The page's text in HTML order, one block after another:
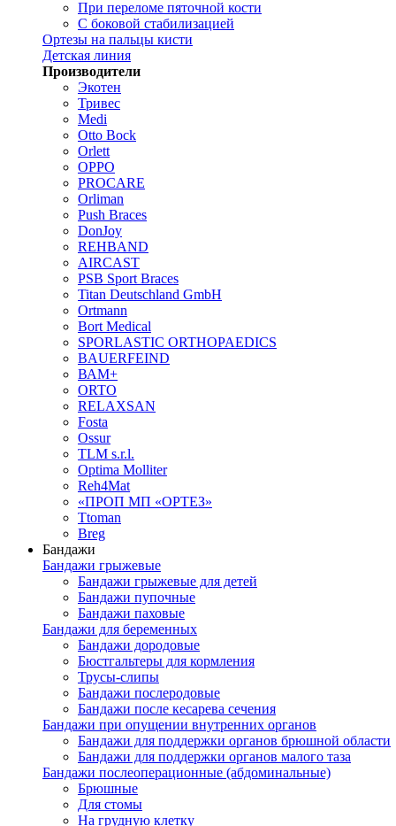
При переломе пяточной кости
С боковой стабилизацией
Ортезы на пальцы кисти
Детская линия
Производители
Экотен
Тривес
Medi
Otto Bock
Orlett
OPPO
PROCARE
Orliman
Push Braces
DonJoy
REHBAND
AIRCAST
PSB Sport Braces
Titan Deutschland GmbH
Ortmann
Bort Medical
SPORLASTIC ORTHOPAEDICS
BAUERFEIND
ВАМ+
ORTO
RELAXSAN
Fosta
Ossur
TLM s.r.l.
Optima Molliter
Reh4Mat
«ПРОП МП «ОРТЕЗ»
Ttoman
Breg
Бандажи
Бандажи грыжевые
Бандажи грыжевые для детей
Бандажи пупочные
Бандажи паховые
Бандажи для беременных
Бандажи дородовые
Бюстгальтеры для кормления
Трусы-слипы
Бандажи послеродовые
Бандажи после кесарева сечения
Бандажи при опущении внутренних органов
Бандажи для поддержки органов брюшной области
Бандажи для поддержки органов малого таза
Бандажи послеоперационные (абдоминальные)
Брюшные
Для стомы
На грудную клетку